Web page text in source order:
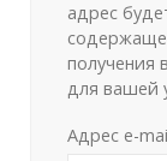
адрес
получения
для вашей
Адрес e-